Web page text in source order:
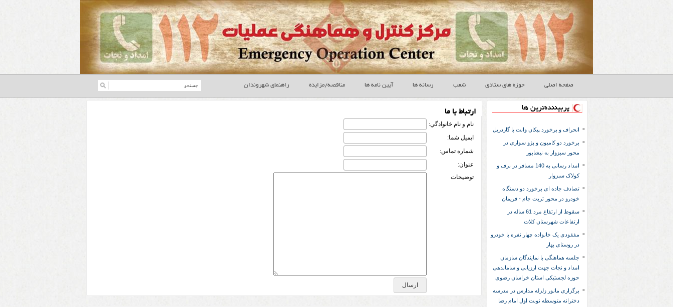
صفحه اصلی حوزه های ستادی شعب رسانه ها آیین نامه ها مناقصه/مزایده راهنمای شهروندان
پربیننده‌ترین ها
انحراف و برخورد پیکان وانت با گاردریل
برخورد دو کامیون و پژو سواری در
محور سبزوار به نیشابور
امداد رسانی به 140 مسافر در برف و
کولاک سبزوار
تصادف جاده ای برخورد دو دستگاه
خودرو در محور تربت جام - فریمان
سقوط از ارتفاع مرد 61 ساله در
ارتفاعات شهرستان کلات
مفقودی یک خانواده چهار نفره با خودرو
در روستای بهار
جلسه هماهنگی با نمایندگان سازمان
امداد و نجات جهت ارزیابی و ساماندهی
حوزه لجستیکی استان خراسان رضوی
برگزاری مانور زلزله مدارس در مدرسه
دخترانه متوسطه نوبت اول امام رضا
ارتباط با ما
نام و نام خانوادگي:
ايميل شما:
شماره تماس:
عنوان:
توضيحات